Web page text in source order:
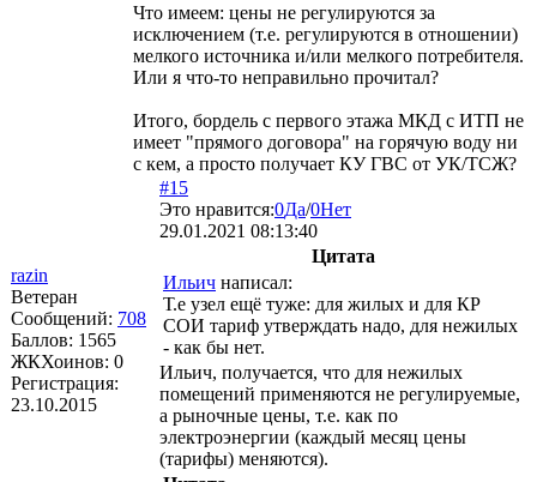
Что имеем: цены не регулируются за
исключением (т.е. регулируются в отношении)
мелкого источника и/или мелкого потребителя.
Или я что-то неправильно прочитал?
Итого, бордель с первого этажа МКД с ИТП не
имеет "прямого договора" на горячую воду ни
с кем, а просто получает КУ ГВС от УК/ТСЖ?
razin
Ветеран
Сообщений: 708
Баллов: 1565
ЖКХоинов: 0
Регистрация:
23.10.2015
#15
Это нравится:0Да/0Нет
29.01.2021 08:13:40
Цитата
Ильич написал:
Т.е узел ещё туже: для жилых и для КР
СОИ тариф утверждать надо, для нежилых
- как бы нет.
Ильич, получается, что для нежилых
помещений применяются не регулируемые,
а рыночные цены, т.е. как по
электроэнергии (каждый месяц цены
(тарифы) меняются).